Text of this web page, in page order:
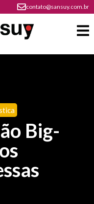
contato@sansuy.com.br
Big-